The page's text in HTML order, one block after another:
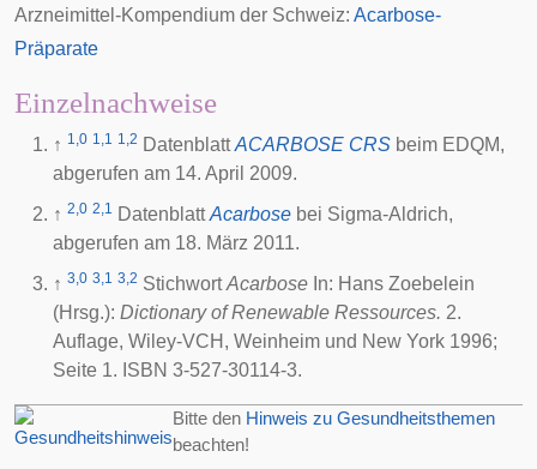
Arzneimittel-Kompendium der Schweiz: Acarbose-
Präparate
Einzelnachweise
↑ 1,0 1,1 1,2 DatenblattACARBOSE CRS beim EDQM,
abgerufen am 14. April 2009.
↑ 2,0 2,1 DatenblattAcarbose bei Sigma-Aldrich,
abgerufen am 18. März 2011.
↑ 3,0 3,1 3,2 StichwortAcarbose In: Hans Zoebelein
(Hrsg.): Dictionary of Renewable Ressources. 2.
Auflage, Wiley-VCH, Weinheim und New York 1996;
Seite 1. ISBN 3-527-30114-3.
Bitte den Hinweis zu Gesundheitsthemen
beachten!